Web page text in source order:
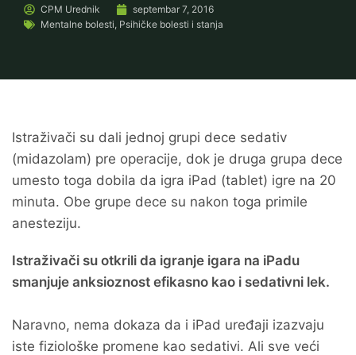
CPM Urednik
septembar 7, 2016
Mentalne bolesti, Psihičke bolesti i stanja
Istraživači su dali jednoj grupi dece sedativ
(midazolam) pre operacije, dok je druga grupa dece
umesto toga dobila da igra iPad (tablet) igre na 20
minuta. Obe grupe dece su nakon toga primile
anesteziju.
Istraživači su otkrili da igranje igara na iPadu
smanjuje anksioznost efikasno kao i sedativni lek.
Naravno, nema dokaza da i iPad uređaji izazvaju
iste fiziološke promene kao sedativi. Ali sve veći